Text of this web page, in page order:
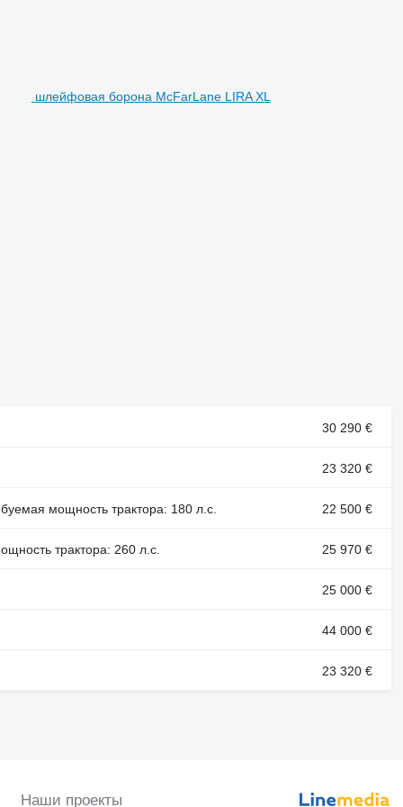
шлейфовая борона McFarLane LIRA XL
30 290 €
23 320 €
мощность трактора: 180 л.с. 22 500 €
трактора: 260 л.с. 25 970 €
25 000 €
44 000 €
23 320 €
Наши проекты